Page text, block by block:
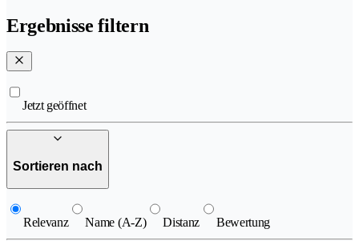
Ergebnisse filtern
Jetzt geöffnet
Sortieren nach
Relevanz Name (A-Z) Distanz Bewertung